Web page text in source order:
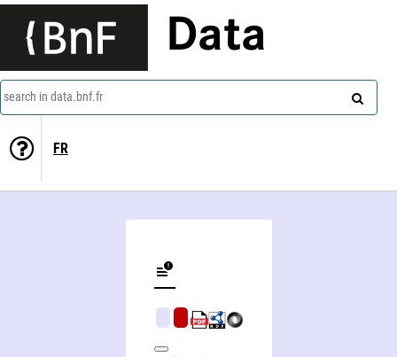
Data
search in data.bnf.fr
FR